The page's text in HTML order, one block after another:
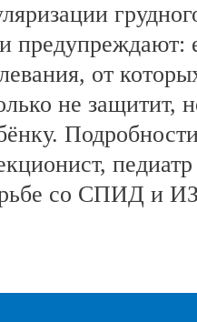
предупреждают:
от
не защитит,
со СПИД и